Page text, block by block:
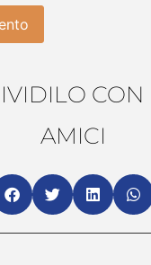
CON
AMICI